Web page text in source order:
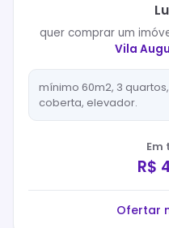
quer comprarum
Vila
mínimo 60m2, 3
coberta, elevador.
Em
R$
Ofertar